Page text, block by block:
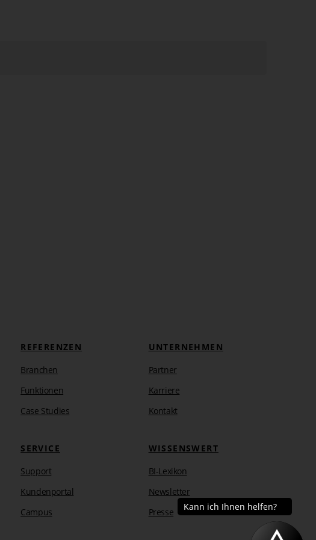
REFERENZEN
Branchen
Funktionen
Case Studies
SERVICE
Support
Kundenportal
Campus
UNTERNEHMEN
Partner
Karriere
Kontakt
WISSENSWERT
BI-Lexikon
Newsletter
Presse